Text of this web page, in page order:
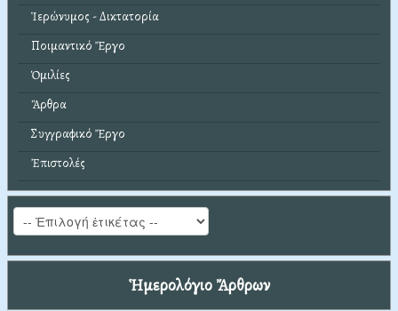
Ἱερώνυμος - Δικτατορία
Ποιμαντικό Ἔργο
Ὁμιλίες
Ἄρθρα
Συγγραφικό Ἔργο
Ἐπιστολές
Ἡμερολόγιο Ἄρθρων